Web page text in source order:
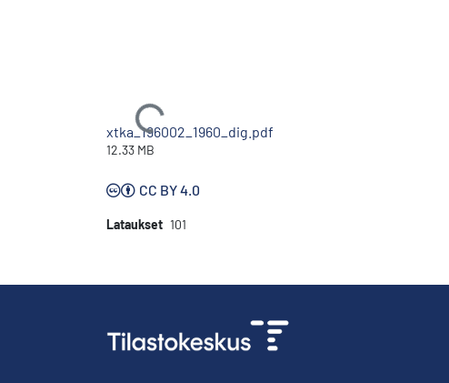
Ladataan...
xtka_196002_1960_dig.pdf
12.33 MB
CC BY 4.0
Lataukset 101